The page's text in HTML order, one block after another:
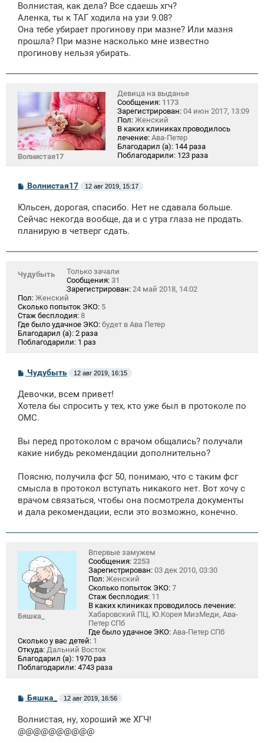
б
щ
н
и
Волнистая, как дела? Все сдаешь хгч?
Аленка, ты к ТАГ ходила на узи 9.08?
Она тебе убирает прогинову при мазне? Или мазня
прошла? При мазне насколько мне известно
прогинову нельзя убирать.
Волнистая17
Девица на выданье
Сообщения: 1173
Зарегистрирован: 04 июн 2017, 13:09
Пол: Женский
В каких клиниках проводилось
лечение: Ава-Петер
Благодарил (а): 144 раза
Поблагодарили: 123 раза
С
б
щ
н
е
Волнистая17 12 авг 2019, 15:17
Юльсен, дорогая, спасибо. Нет не сдавала больше.
Сейчас некогда вообще, да и с утра глаза не продать.
планирую в четверг сдать.
Чудубыть
Только зачали
Сообщения: 31
Зарегистрирован: 24 май 2018, 14:02
Пол: Женский
Сколько попыток ЭКО: 5
Стаж бесплодия: 8
Где было удачное ЭКО: будет в Ава Петер
Благодарил (а): 2 раза
Поблагодарили: 1 раз
С
б
щ
е
н
Чудубыть 12 авг 2019, 16:15
Девочки, всем привет!
Хотела бы спросить у тех, кто уже был в протоколе по
ОМС.
Вы перед протоколом с врачом общались? получали
какие нибудь рекомендации дополнительно?
Поясню, получила фсг 50, понимаю, что с таким фсг
смысла в протокол вступать никакого нет. Вот хочу с
врачом связаться, чтобы она посмотрела документы
и дала рекомендации, если это возможно, конечно.
Бяшка_
Впервые замужем
Сообщения: 2253
Зарегистрирован: 03 дек 2010, 03:30
Пол: Женский
Сколько попыток ЭКО: 7
Стаж бесплодия: 11
В каких клиниках проводилось лечение:
Хабаровский ПЦ, Ю.Корея МизМеди, Ава-
Петер СПб
Где было удачное ЭКО: Ава-Петер СПб
Сколько у вас детей: 1
Откуда: Дальний Восток
Благодарил (а): 1970 раз
Поблагодарили: 4743 раза
С
б
щ
е
Бяшка_ 12 авг 2019, 16:56
Волнистая, ну, хороший же ХГЧ!
@@@@@@@@@@